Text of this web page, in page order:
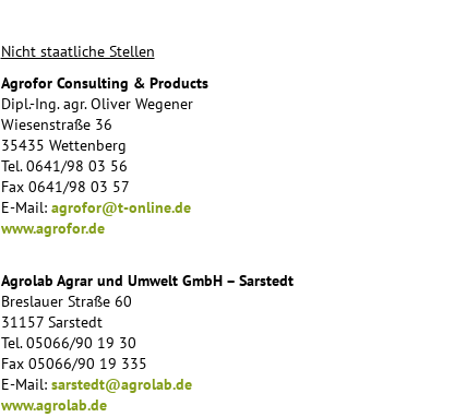
Nicht staatliche Stellen
Agrofor Consulting & Products
Dipl.-Ing. agr. Oliver Wegener
Wiesenstraße 36
35435 Wettenberg
Tel. 0641/98 03 56
Fax 0641/98 03 57
E-Mail: agrofor@t-online.de
www.agrofor.de
Agrolab Agrar und Umwelt GmbH – Sarstedt
Breslauer Straße 60
31157 Sarstedt
Tel. 05066/90 19 30
Fax 05066/90 19 335
E-Mail: sarstedt@agrolab.de
www.agrolab.de